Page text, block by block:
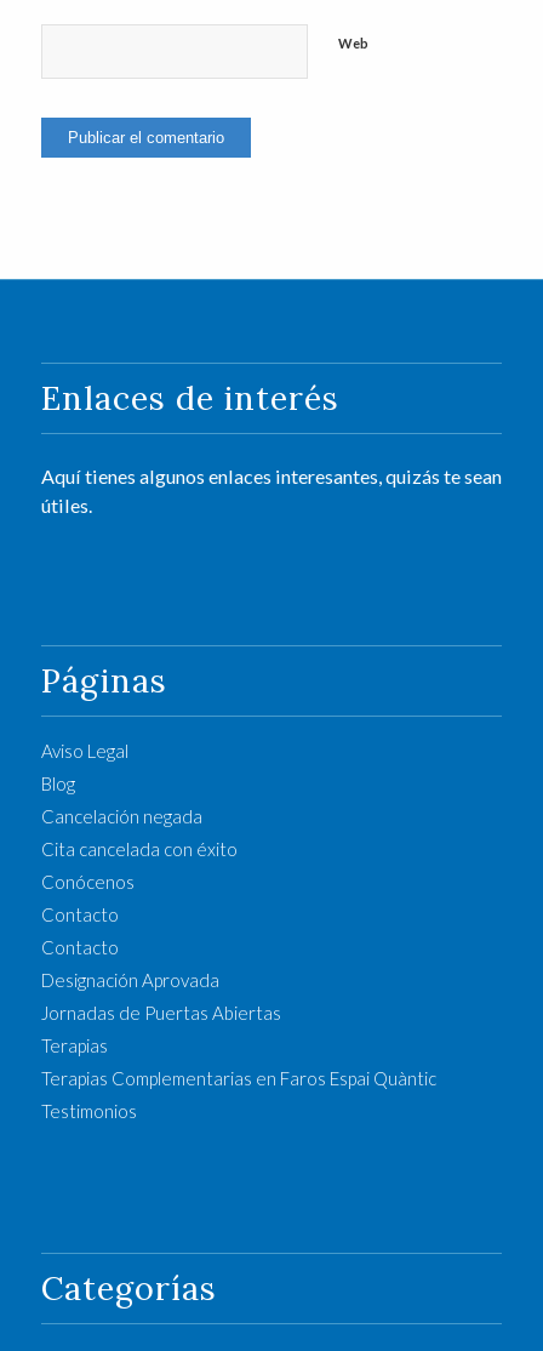
Web
Enlaces de interés
Aquí tienes algunos enlaces interesantes, quizás te sean
útiles.
Páginas
Aviso Legal
Blog
Cancelación negada
Cita cancelada con éxito
Conócenos
Contacto
Contacto
Designación Aprovada
Jornadas de Puertas Abiertas
Terapias
Terapias Complementarias en Faros Espai Quàntic
Testimonios
Categorías